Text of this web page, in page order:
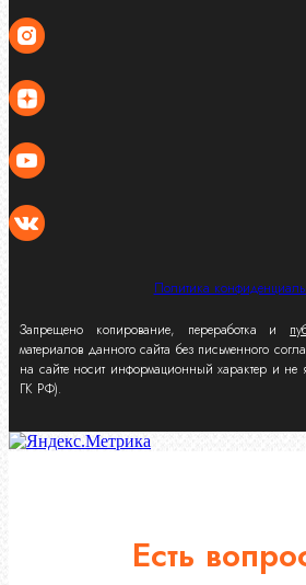
Политика
Запрещено копирование, переработка и
материалов данного сайта без письменного
на сайте носит информационный характер и не
ГК РФ).
Есть